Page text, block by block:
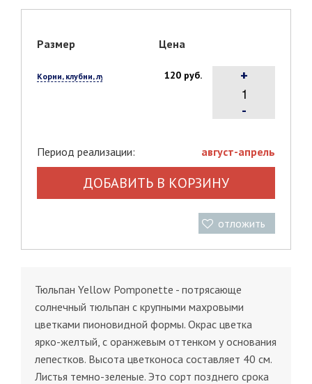
Размер Цена
Корни, клубни, луковицы, 1 шт. 120 руб.
-
+
Период реализации: август-апрель
ДОБАВИТЬ В КОРЗИНУ
отложить
Тюльпан Yellow Pomponette - потрясающе
солнечный тюльпан с крупными махровыми
цветками пионовидной формы. Окрас цветка
ярко-желтый, с оранжевым оттенком у основания
лепестков. Высота цветконоса составляет 40 см.
Листья темно-зеленые. Это сорт позднего срока